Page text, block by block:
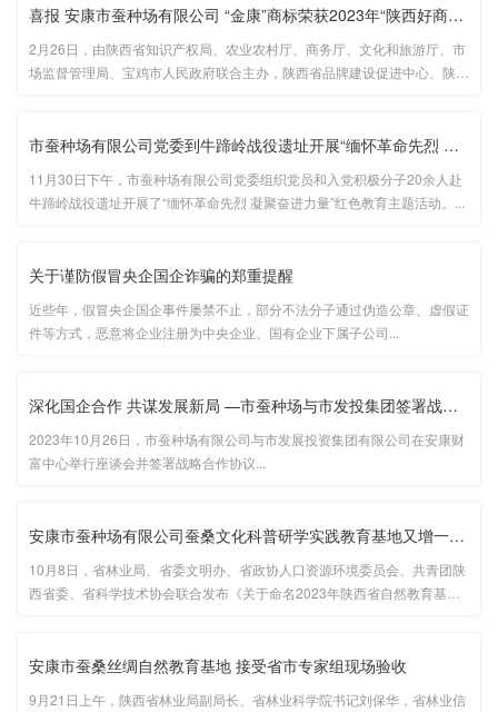
喜报 安康市蚕种场有限公司 “金康”商标荣获2023年“陕西好商标···
2月26日，由陕西省知识产权局、农业农村厅、商务厅、文化和旅游厅、市
场监督管理局、宝鸡市人民政府联合主办，陕西省品牌建设促进中心、陕西
···...
市蚕种场有限公司党委到牛蹄岭战役遗址开展“缅怀革命先烈 凝聚奋···
11月30日下午，市蚕种场有限公司党委组织党员和入党积极分子20余人赴
牛蹄岭战役遗址开展了“缅怀革命先烈 凝聚奋进力量”红色教育主题活动。...
关于谨防假冒央企国企诈骗的郑重提醒
近些年，假冒央企国企事件屡禁不止，部分不法分子通过伪造公章、虚假证
件等方式，恶意将企业注册为中央企业、国有企业下属子公司...
深化国企合作 共谋发展新局 —市蚕种场与市发投集团签署战略合作···
2023年10月26日，市蚕种场有限公司与市发展投资集团有限公司在安康财
富中心举行座谈会并签署战略合作协议...
安康市蚕种场有限公司蚕桑文化科普研学实践教育基地又增一项省级···
10月8日，省林业局、省委文明办、省政协人口资源环境委员会、共青团陕
西省委、省科学技术协会联合发布《关于命名2023年陕西省自然教育基地
安康市蚕桑丝绸自然教育基地 接受省市专家组现场验收
9月21日上午，陕西省林业局副局长、省林业科学院书记刘保华，省林业信